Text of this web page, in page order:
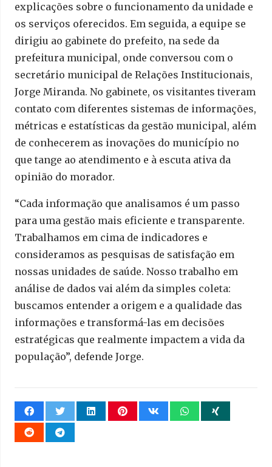
explicações sobre o funcionamento da unidade e
os serviços oferecidos. Em seguida, a equipe se
dirigiu ao gabinete do prefeito, na sede da
prefeitura municipal, onde conversou com o
secretário municipal de Relações Institucionais,
Jorge Miranda. No gabinete, os visitantes tiveram
contato com diferentes sistemas de informações,
métricas e estatísticas da gestão municipal, além
de conhecerem as inovações do município no
que tange ao atendimento e à escuta ativa da
opinião do morador.
“Cada informação que analisamos é um passo
para uma gestão mais eficiente e transparente.
Trabalhamos em cima de indicadores e
consideramos as pesquisas de satisfação em
nossas unidades de saúde. Nosso trabalho em
análise de dados vai além da simples coleta:
buscamos entender a origem e a qualidade das
informações e transformá-las em decisões
estratégicas que realmente impactem a vida da
população”, defende Jorge.